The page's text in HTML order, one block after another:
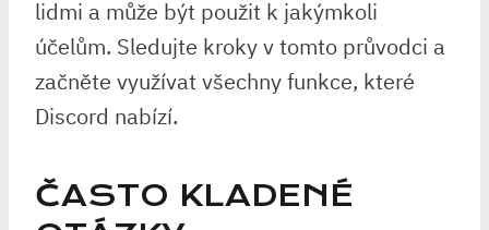
lidmi a může být použit k jakýmkoli
účelům. Sledujte kroky v tomto průvodci a
začněte využívat všechny funkce, které
Discord nabízí.
ČASTO KLADENÉ